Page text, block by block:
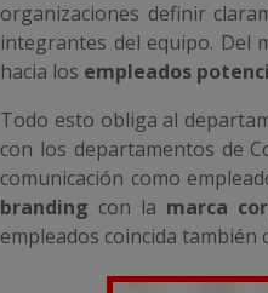
organizaciones definir
integrantes del equipo. Del
hacia los empleados
Todo esto obliga al
con los departamentos de
comunicación como
branding con la marca
empleados coincida también